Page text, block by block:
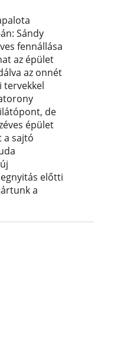
Sándy
fennállása
az épület
az onnét
tervekkel
de
épület
a sajtó
előtti
a